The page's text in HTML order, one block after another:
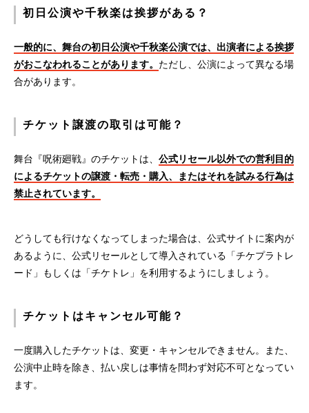
初日公演や千秋楽は挨拶がある？
一般的に、舞台の初日公演や千秋楽公演では、出演者による挨拶
がおこなわれることがあります。 ただし、公演によって異なる場
合があります。
チケット譲渡の取引は可能？
舞台『呪術廻戦』のチケットは、 公式リセール以外での営利目的
によるチケットの譲渡・転売・購入、またはそれを試みる行為は
禁止されています。
どうしても行けなくなってしまった場合は、公式サイトに案内が
あるように、公式リセールとして導入されている「チケプラトレ
ード」もしくは「チケトレ」を利用するようにしましょう。
チケットはキャンセル可能？
一度購入したチケットは、変更・キャンセルできません。また、
公演中止時を除き、払い戻しは事情を問わず対応不可となってい
ます。